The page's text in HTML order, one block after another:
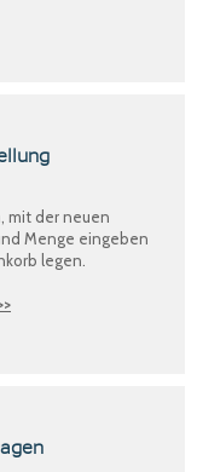
mit der neuen
Menge eingeben
legen.